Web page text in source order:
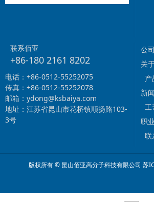
联系佰亚
+86-180 2161 8202
电话：+86-0512-55252075
传真：+86-0512-55252078
邮箱：ydong@ksbaiya.com
地址：江苏省昆山市花桥镇顺扬路103-
3号
公
关
产
新
工
职
联
版权所有 © 昆山佰亚高分子科技有限公司 苏